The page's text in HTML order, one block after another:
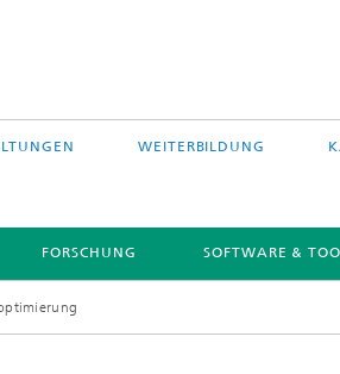
WEITERBILDUNG
FORSCHUNG SOFTWARE &